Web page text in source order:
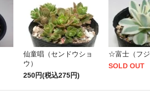
仙童唱（センドウショ
ウ）
250円(税込275円)
☆富士（フ
SOLD OUT